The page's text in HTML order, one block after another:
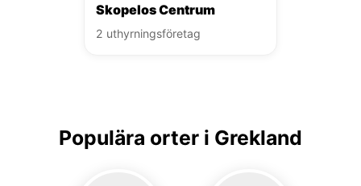
Skopelos Centrum
2 uthyrningsföretag
Populära orter i Grekland